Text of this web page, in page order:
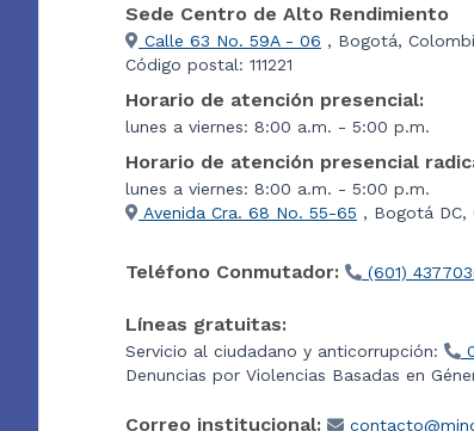
Sede Centro de Alto Rendimiento
Calle 63 No. 59A - 06 , Bogotá,
Código postal: 111221
Horario de atención presencial:
lunes a viernes: 8:00 a.m. - 5:00 p.m.
Horario de atención presencial
lunes a viernes: 8:00 a.m. - 5:00 p.m.
Avenida Cra. 68 No. 55-65 , Bogotá DC,
Teléfono Conmutador: (601)
Líneas gratuitas:
Servicio al ciudadano y anticorrupción:
Denuncias por Violencias Basadas en
Correo institucional: